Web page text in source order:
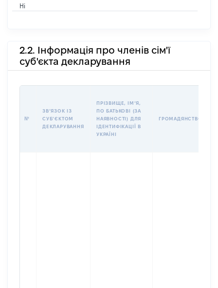
Ні
2.2. Інформація про членів сім'ї
суб'єкта декларування
№
ЗВʼЯЗОК ІЗ
СУБʼЄКТОМ
ДЕКЛАРУВАННЯ
ПРІЗВИЩЕ, ІМʼЯ,
ПО БАТЬКОВІ (ЗА
НАЯВНОСТІ) ДЛЯ
ІДЕНТИФІКАЦІЇ В
УКРАЇНІ
ГРОМАДЯНСТВО